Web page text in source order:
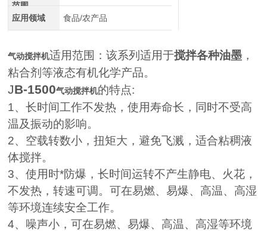
范围
应用领域 食品/农产品
气动搅拌机适用范围：该系列适用于搅拌各种油墨 ，
粘合剂等液态有机化学产品。
JB-1500气动搅拌机的特点:
1、长时间工作不发热，使用寿命长，同时不受高
温及振动的影响。
2、空载转数小，扭矩大，避免飞溅，适合粘稠液
体搅拌。
3、使用时*防爆，长时间运转不产生静电、火花，
不发热，转速可调。可在易燃、易爆、高温、高湿
等环境连续安全工作。
4、噪声小，可在易燃、易爆、高温、高湿等环境